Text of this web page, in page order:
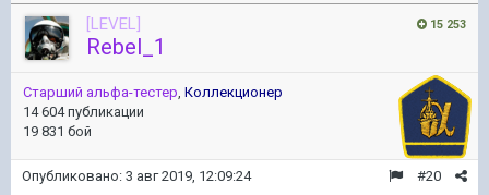
15 253
[LEVEL]
Rebel_1
Старший альфа-тестер Коллекционер
14 604 публикации
19 831 бой
#20
Опубликовано: 3 авг 2019, 12:09:24